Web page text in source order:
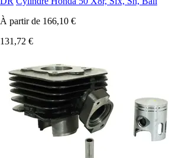
À partir de 166,10 €
131,72 €